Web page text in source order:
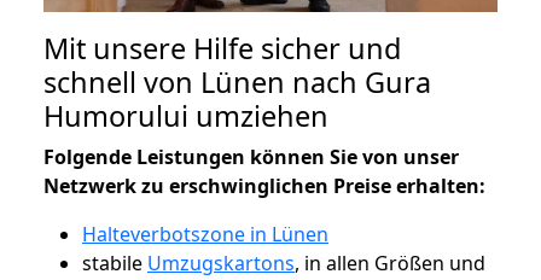
Mit unsere Hilfe sicher und
schnell von Lünen nach Gura
Humorului umziehen
Folgende Leistungen können Sie von unser
Netzwerk zu erschwinglichen Preise erhalten:
Halteverbotszone in Lünen
stabile Umzugskartons, in allen Größen und